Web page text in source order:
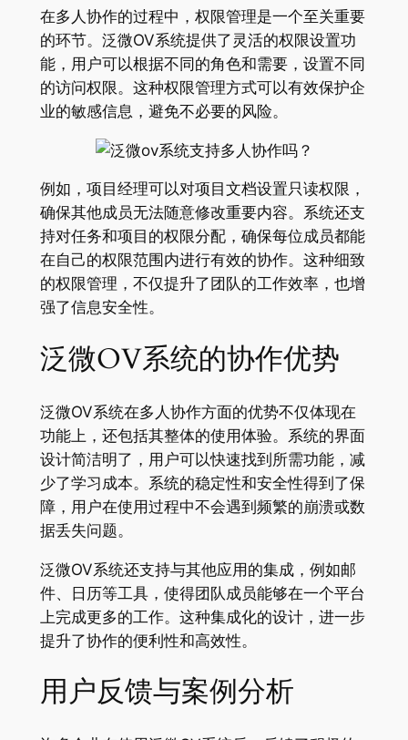
在多人协作的过程中，权限管理是一个至关重要
的环节。泛微OV系统提供了灵活的权限设置功
能，用户可以根据不同的角色和需要，设置不同
的访问权限。这种权限管理方式可以有效保护企
业的敏感信息，避免不必要的风险。
例如，项目经理可以对项目文档设置只读权限，
确保其他成员无法随意修改重要内容。系统还支
持对任务和项目的权限分配，确保每位成员都能
在自己的权限范围内进行有效的协作。这种细致
的权限管理，不仅提升了团队的工作效率，也增
强了信息安全性。
泛微OV系统的协作优势
泛微OV系统在多人协作方面的优势不仅体现在
功能上，还包括其整体的使用体验。系统的界面
设计简洁明了，用户可以快速找到所需功能，减
少了学习成本。系统的稳定性和安全性得到了保
障，用户在使用过程中不会遇到频繁的崩溃或数
据丢失问题。
泛微OV系统还支持与其他应用的集成，例如邮
件、日历等工具，使得团队成员能够在一个平台
上完成更多的工作。这种集成化的设计，进一步
提升了协作的便利性和高效性。
用户反馈与案例分析